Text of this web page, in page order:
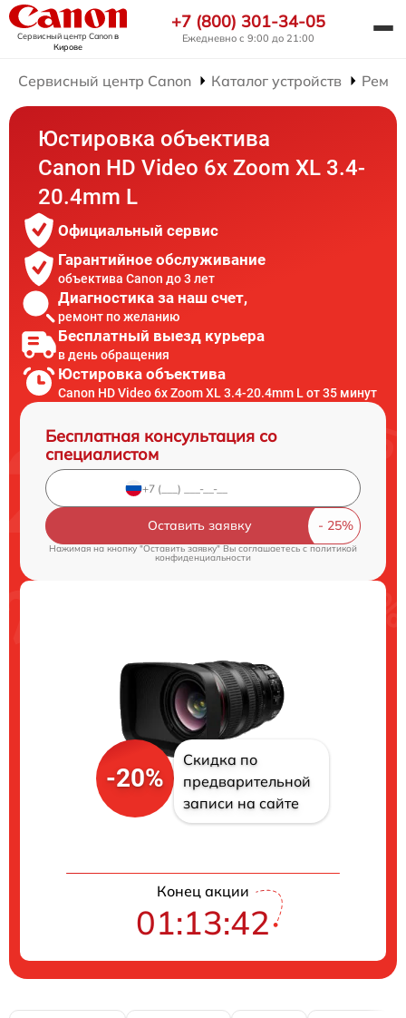
Сервисный центр Canonв
Кирове
+7 (800) 301-34-05
Ежедневно с 9:00 до 21:00
Сервисный центр Canon Каталог устройств
Юстировка объектива
Canon HD Video 6x Zoom XL 3.4-
20.4mm L
Официальный сервис
Гарантийное обслуживание
объектива Canon до 3 лет
Диагностика за наш счет,
ремонт по желанию
Бесплатный выезд курьера
в день обращения
Юстировка объектива
Canon HD Video 6x Zoom XL 3.4-20.4mm L от 35 минут
Бесплатная консультация со
специалистом
Оставить заявку
Нажимая на кнопку "Оставить заявку" Вы соглашаетесь cполитикой
конфиденциальности
-20%
Скидка по
предварительной
записи на сайте
Конец акции
01:13:41